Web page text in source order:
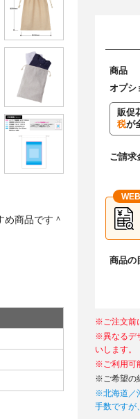
商品です＾
商品
オプシ
販促
税が
ご請求
商品の
※ご注文前
※異なるデ
いします。
※ご利用可
※ご希望の
※北海道／
手数ですが